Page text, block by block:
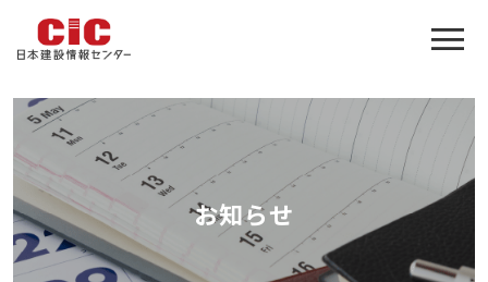
お知らせ